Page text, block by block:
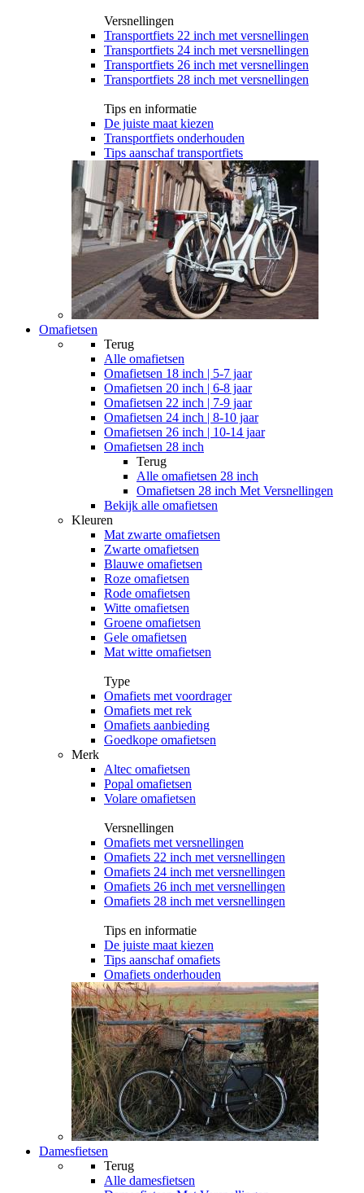
Versnellingen
Transportfiets 22 inch met versnellingen
Transportfiets 24 inch met versnellingen
Transportfiets 26 inch met versnellingen
Transportfiets 28 inch met versnellingen
Tips en informatie
De juiste maat kiezen
Transportfiets onderhouden
Tips aanschaf transportfiets
Omafietsen
Terug
Alle omafietsen
Omafietsen 18 inch | 5-7 jaar
Omafietsen 20 inch | 6-8 jaar
Omafietsen 22 inch | 7-9 jaar
Omafietsen 24 inch | 8-10 jaar
Omafietsen 26 inch | 10-14 jaar
Omafietsen 28 inch
Terug
Alle omafietsen 28 inch
Omafietsen 28 inch Met Versnellingen
Bekijk alle omafietsen
Kleuren
Mat zwarte omafietsen
Zwarte omafietsen
Blauwe omafietsen
Roze omafietsen
Rode omafietsen
Witte omafietsen
Groene omafietsen
Gele omafietsen
Mat witte omafietsen
Type
Omafiets met voordrager
Omafiets met rek
Omafiets aanbieding
Goedkope omafietsen
Merk
Altec omafietsen
Popal omafietsen
Volare omafietsen
Versnellingen
Omafiets met versnellingen
Omafiets 22 inch met versnellingen
Omafiets 24 inch met versnellingen
Omafiets 26 inch met versnellingen
Omafiets 28 inch met versnellingen
Tips en informatie
De juiste maat kiezen
Tips aanschaf omafiets
Omafiets onderhouden
Damesfietsen
Terug
Alle damesfietsen